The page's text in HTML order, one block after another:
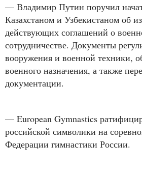
— Владимир Путин поручил
Казахстаном и Узбекистаном об
действующих соглашений о
сотрудничестве. Документы
вооружения и военной техники,
военного назначения, а также
документации.
— European Gymnastics
российской символики на
Федерации гимнастики России.